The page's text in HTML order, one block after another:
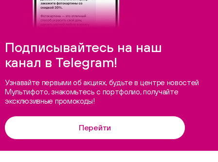
Подписывайтесь на наш
канал в Telegram!
Узнавайте первыми об акциях, будьте в центре новостей
Мультифото, знакомьтесь с портфолио, получайте
эксклюзивные промокоды!
Перейти